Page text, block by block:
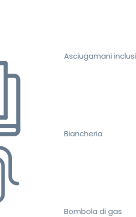
Asciugamani inclusi
Biancheria
Bombola di gas